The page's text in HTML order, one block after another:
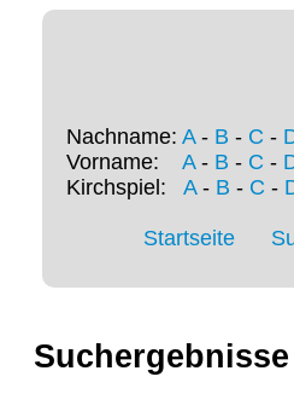
Nachname: A- B - C -
Vorname: A- B - C -
Kirchspiel: A- B - C -
Startseite
Suchergebnisse